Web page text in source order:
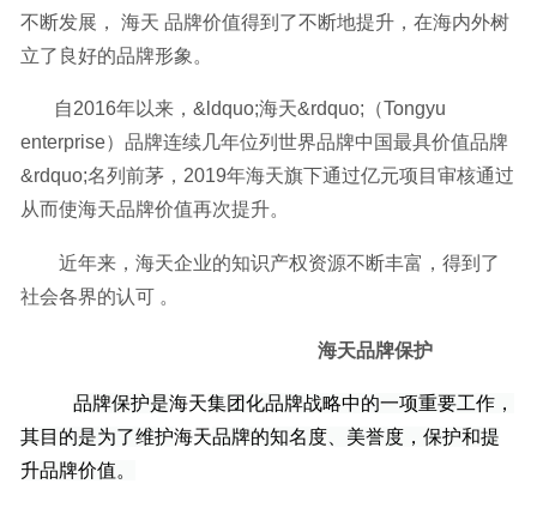
不断发展， 海天 品牌价值得到了不断地提升，在海内外树
立了良好的品牌形象。
自2016年以来，&ldquo;海天&rdquo;（Tongyu
enterprise）品牌连续几年位列世界品牌中国最具价值品牌
&rdquo;名列前茅，2019年海天旗下通过亿元项目审核通过
从而使海天品牌价值再次提升。
近年来，海天企业的知识产权资源不断丰富，得到了
社会各界的认可 。
海天品牌保护
品牌保护是海天集团化品牌战略中的一项重要工作，
其目的是为了维护海天品牌的知名度、美誉度，保护和提
升品牌价值。